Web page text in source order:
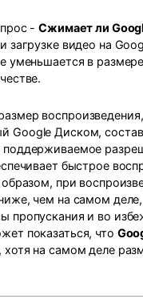
-Сжимает ли
загрузке видео на
уменьшается в
воспроизведения,
Google Диском,
поддерживаемое
быстрое
при
чем на самом
пропускания и во
показаться, что
, хотя на самом деле